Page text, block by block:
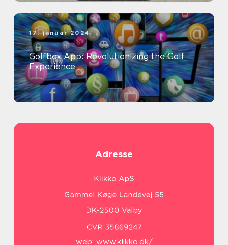
17. januar 2024
Golfbox App: Revolutionizing the Golf
Experience
Adresse
web: www.klikko.dk/